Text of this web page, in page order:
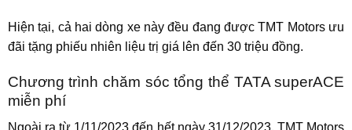
Hiện tại, cả hai dòng xe này đều đang được TMT Motors ưu
đãi tặng phiếu nhiên liệu trị giá lên đến 30 triệu đồng.
Chương trình chăm sóc tổng thể TATA superACE
miễn phí